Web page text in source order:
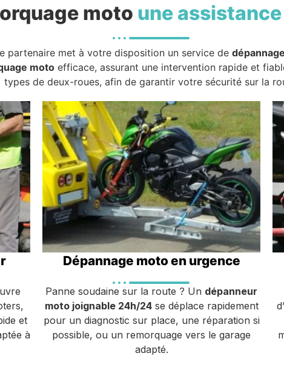
moto une
partenaire met à votre disposition un service de
motoefficace, assurant une intervention rapide et
types de deux-roues, afin de garantir votre sécurité sur la
et
à
Dépannage moto en urgence
Panne soudaine sur la route ? Un dépanneur
moto joignable 24h/24se déplace rapidement
pour un diagnostic sur place, une réparation si
possible, ou un remorquage vers le garage
adapté.